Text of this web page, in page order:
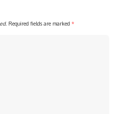
Required fields are marked *